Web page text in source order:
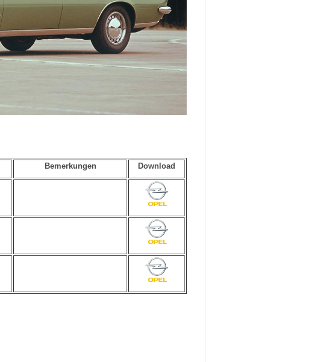
Bemerkungen Download